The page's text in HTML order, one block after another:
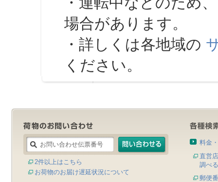
場合があります。
・詳しくは各地域の
ください。
2件以上はこちら
お荷物のお届け遅延状況について
料金
直営
調べる
郵便